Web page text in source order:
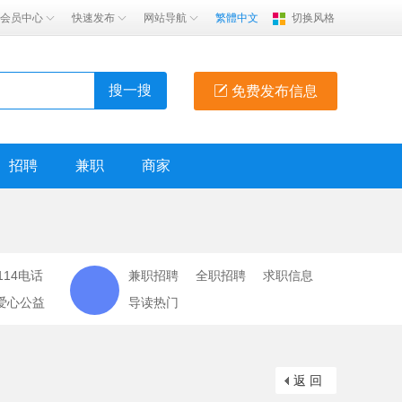
会员中心 快速发布 网站导航 繁體中文 切换风格
免费发布信息
搜一搜
招聘 兼职 商家
电话
心公益
兼职招聘 全职招聘
求职信息
导读热门
返 回